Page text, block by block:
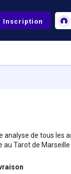
Inscription
analyse de tous les
au Tarot de